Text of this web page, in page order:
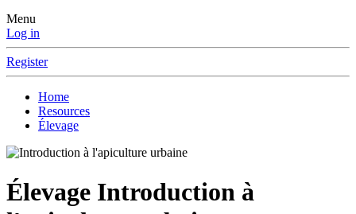
Menu
Log in
Register
Home
Resources
Élevage
Élevage Introduction à